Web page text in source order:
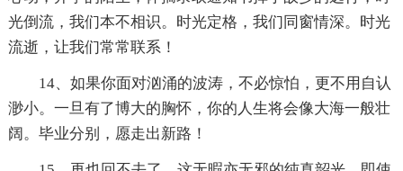
光倒流，我们本不相识。时光定格，我们同窗情深。时光
流逝，让我们常常联系！
14、如果你面对汹涌的波涛，不必惊怕，更不用自认
渺小。一旦有了博大的胸怀，你的人生将会像大海一般壮
阔。毕业分别，愿走出新路！